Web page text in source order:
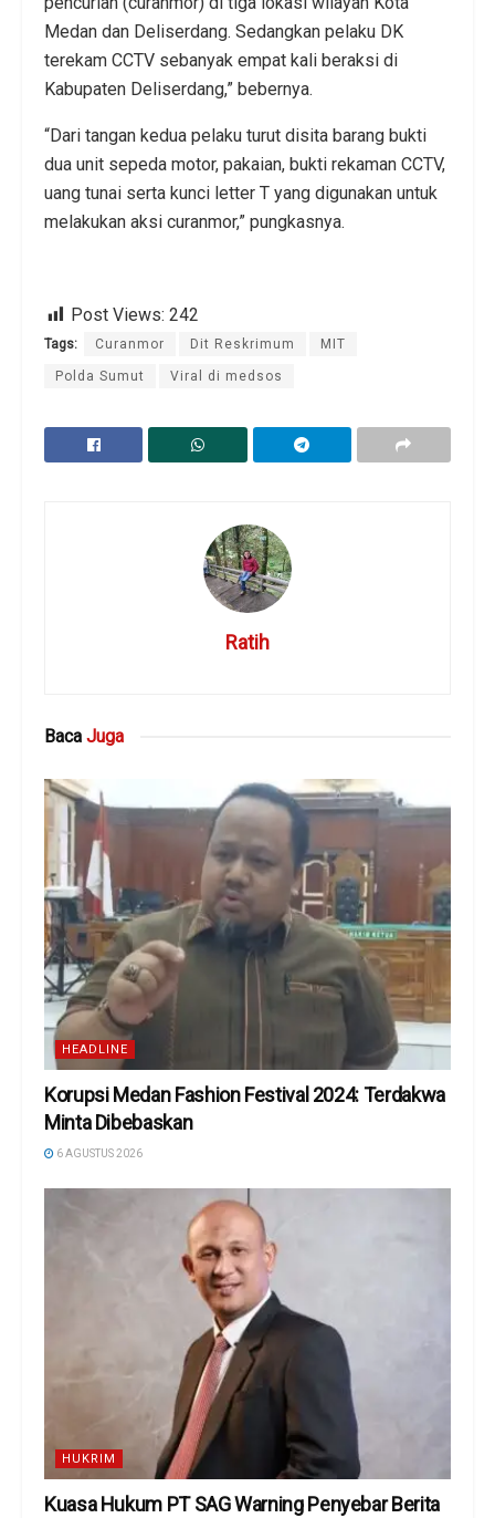
Medan dan Deliserdang. Sedangkan pelaku DK
terekam CCTV sebanyak empat kali beraksi di
Kabupaten Deliserdang,” bebernya.
“Dari tangan kedua pelaku turut disita barang bukti
dua unit sepeda motor, pakaian, bukti rekaman CCTV,
uang tunai serta kunci letter T yang digunakan untuk
melakukan aksi curanmor,” pungkasnya.
Post Views: 242
Tags: Curanmor Dit Reskrimum MIT
Polda Sumut Viral di medsos
Ratih
Baca Juga
HEADLINE
Korupsi Medan Fashion Festival 2024: Terdakwa
Minta Dibebaskan
6 AGUSTUS 2026
HUKRIM
Kuasa Hukum PT SAG Warning Penyebar Berita